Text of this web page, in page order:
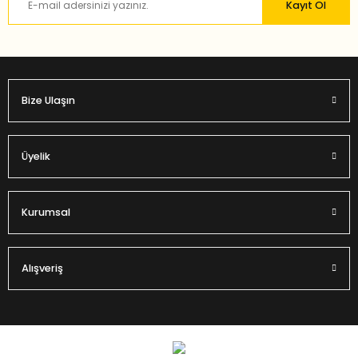
Gönder
Kayıt Ol
Bize Ulaşın
Üyelik
Kurumsal
Alışveriş